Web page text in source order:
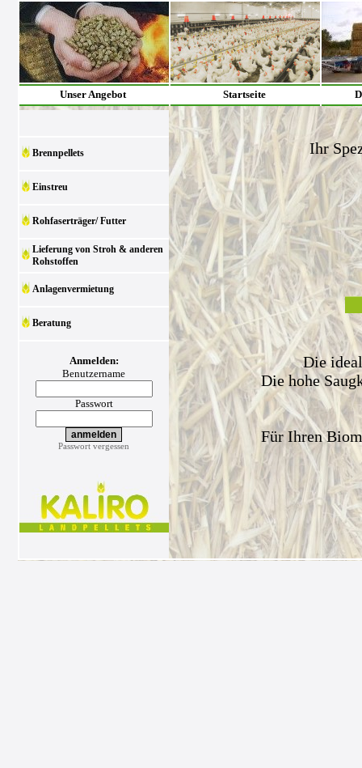
Unser Angebot Startseite
Brennpellets
Einstreu
Rohfaserträger/ Futter
Lieferung von Stroh & anderen
Rohstoffen
Anlagenvermietung
Beratung
Anmelden:
Benutzername
Passwort
Passwort vergessen
Ihr
Die
Die hohe
Für Ihren